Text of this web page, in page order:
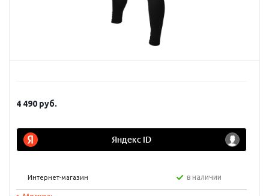
4 490 руб.
Интернет-магазин в наличии